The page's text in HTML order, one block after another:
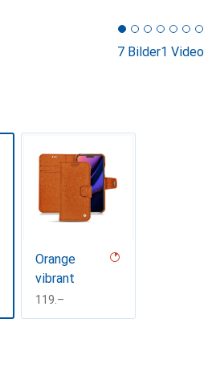
7 Bilder1 Video
Orange
vibrant
CHF
119.–